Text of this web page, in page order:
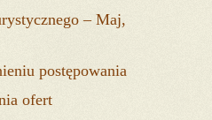
– Maj,
postępowania
ofert